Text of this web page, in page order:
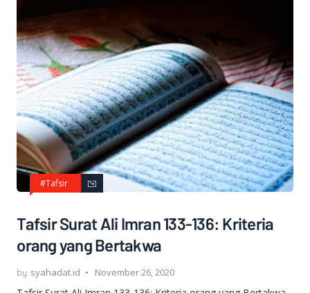
#Tafsir
Tafsir Surat Ali Imran 133-136: Kriteria
orang yang Bertakwa
syahadat.id November 26, 2020